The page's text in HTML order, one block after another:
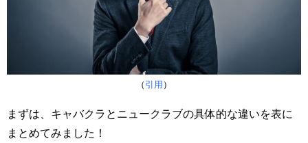
（ 引用 ）
まずは、キャバクラとニュークラブの具体的な違いを表に
まとめてみました！